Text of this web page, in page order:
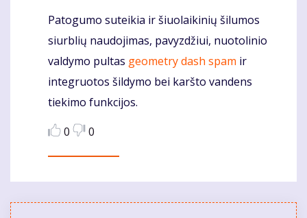
Komentaras
Patogumo suteikia ir šiuolaikinių šilumos
siurblių naudojimas, pavyzdžiui, nuotolinio
valdymo pultas geometry dash spam ir
integruotos šildymo bei karšto vandens
tiekimo funkcijos.
0
0